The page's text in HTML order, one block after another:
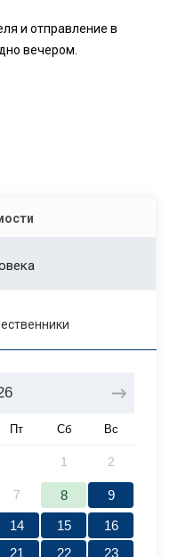
и отправление в
вечером.
Пт Сб Вс
1 2
7 8
9
14 15
16
21 22
23